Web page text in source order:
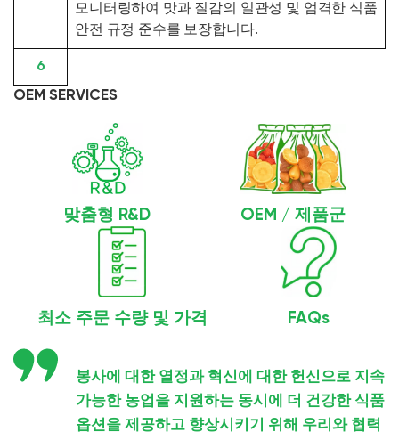
모니터링하여 맛과 질감의 일관성 및 엄격한 식품
안전 규정 준수를 보장합니다.
6
OEM SERVICES
맞춤형 R&D OEM / 제품군
최소 주문 수량 및 가격 FAQs
봉사에 대한 열정과 혁신에 대한 헌신으로 지속
가능한 농업을 지원하는 동시에 더 건강한 식품
옵션을 제공하고 향상시키기 위해 우리와 협력